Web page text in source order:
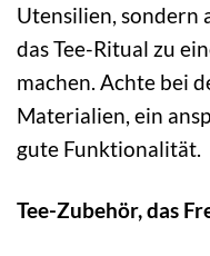
Utensilien, sondern
das Tee-Ritual zu
machen. Achte bei
Materialien, ein
gute Funktionalität.
Tee-Zubehör, das